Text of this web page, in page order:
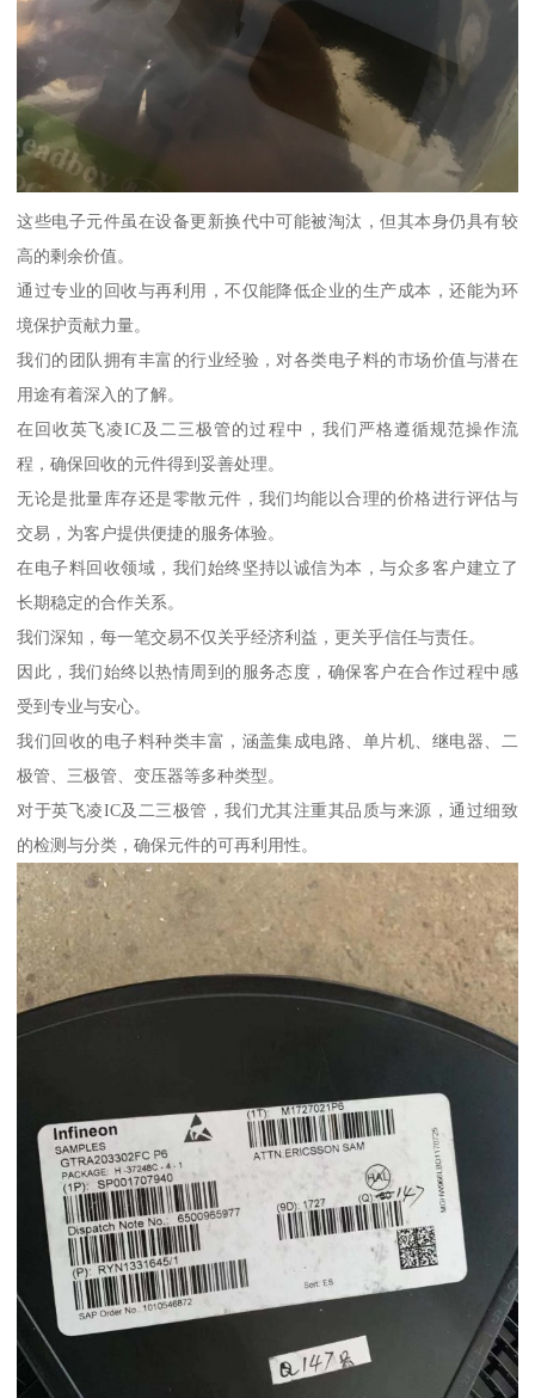
这些电子元件虽在设备更新换代中可能被淘汰，但其本身仍具有较
高的剩余价值。
通过专业的回收与再利用，不仅能降低企业的生产成本，还能为环
境保护贡献力量。
我们的团队拥有丰富的行业经验，对各类电子料的市场价值与潜在
用途有着深入的了解。
在回收英飞凌IC及二三极管的过程中，我们严格遵循规范操作流
程，确保回收的元件得到妥善处理。
无论是批量库存还是零散元件，我们均能以合理的价格进行评估与
交易，为客户提供便捷的服务体验。
在电子料回收领域，我们始终坚持以诚信为本，与众多客户建立了
长期稳定的合作关系。
我们深知，每一笔交易不仅关乎经济利益，更关乎信任与责任。
因此，我们始终以热情周到的服务态度，确保客户在合作过程中感
受到专业与安心。
我们回收的电子料种类丰富，涵盖集成电路、单片机、继电器、二
极管、三极管、变压器等多种类型。
对于英飞凌IC及二三极管，我们尤其注重其品质与来源，通过细致
的检测与分类，确保元件的可再利用性。